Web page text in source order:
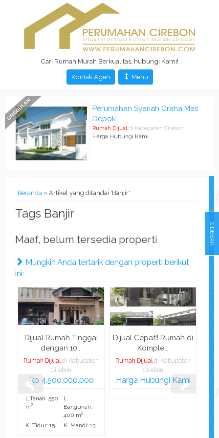
Cari Rumah Murah Berkualitas, hubungi Kami!
Kontak Agen
Menu
Perumahan Syariah Graha Mas
Depok ...
Rumah Dijual di Kabupaten Cirebon
Harga Hubungi Kami
Beranda » Artikel yang ditandai 'Banjir'
Tags Banjir
Maaf, belum tersedia properti
Mungkin Anda tertarik dengan properti berikut
ini:
Dijual Rumah Tinggal
dengan 10...
Rumah Dijual di Kabupaten
Cirebon
Rp 4.500.000.000
L.Tanah: 550
m2
L.
Bangunan:
400 m2
K. Tidur: 15 K. Mandi: 13
Dijual Cepat!! Rumah di
Komple...
Rumah Dijual di Kabupaten
Cirebon
Harga Hubungi Kami
SIDEBAR